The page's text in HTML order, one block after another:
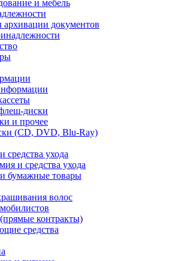
и мебель
документов
диски
и прочее
(CD, DVD, Blu-Ray)
средства ухода
и средства ухода
бумажные товары
волос
контракты)
средства